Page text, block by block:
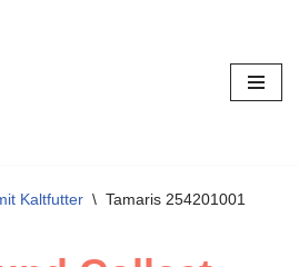
Kaltfutter \ Tamaris 254201001